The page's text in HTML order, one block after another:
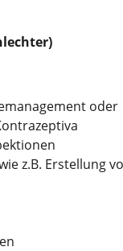
oder
z.B. Erstellung